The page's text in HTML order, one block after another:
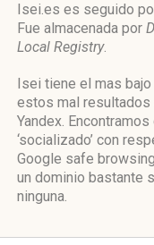
Isei.es es seguido
Fue almacenada por
Local Registry.
Isei tiene el mas
estos mal
Yandex.
‘socializado’ con
Google safe
un dominio bastante
ninguna.